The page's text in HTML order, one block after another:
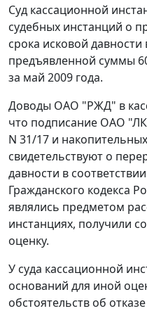
Суд кассационной
судебных инстанций о
срока исковой
предъявленной суммы
за май 2009 года.
Доводы ОАО "РЖД" в
что подписание ОАО
N 31/17 и
свидетельствуют о
давности в
Гражданского кодекса
являлись предметом
инстанциях, получили
оценку.
У суда кассационной
оснований для иной
обстоятельств об